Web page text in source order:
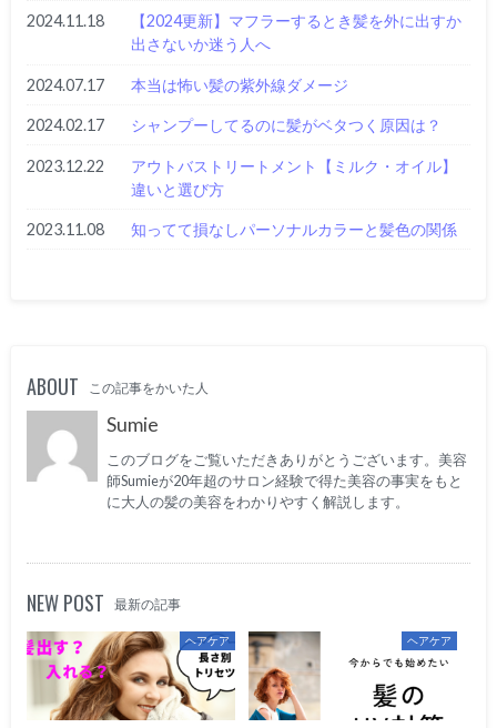
2024.11.18
【2024更新】マフラーするとき髪を外に出すか
出さないか迷う人へ
2024.07.17 本当は怖い髪の紫外線ダメージ
2024.02.17 シャンプーしてるのに髪がベタつく原因は？
2023.12.22
アウトバストリートメント【ミルク・オイル】
違いと選び方
2023.11.08 知ってて損なしパーソナルカラーと髪色の関係
ABOUT この記事をかいた人
Sumie
このブログをご覧いただきありがとうございます。美容
師Sumieが20年超のサロン経験で得た美容の事実をもと
に大人の髪の美容をわかりやすく解説します。
NEW POST 最新の記事
ヘアケア ヘアケア